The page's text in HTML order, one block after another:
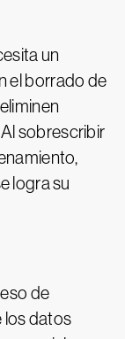
un
el borrado de
sobrescribir
logra su
de
los datos